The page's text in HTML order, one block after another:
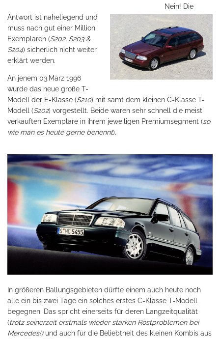
Nein! Die
Antwort ist naheliegend und
muss nach gut einer Million
Exemplaren (S202, S203 &
S204) sicherlich nicht weiter
erklärt werden.
An jenem 03.März 1996
wurde das neue große T-
Modell der E-Klasse (S210) mit samt dem kleinen C-Klasse T-
Modell (S202) vorgestellt. Beide waren sehr schnell die meist
verkauften Exemplare in ihrem jeweiligen Premiumsegment (so
wie man es heute gerne benennt).
In größeren Ballungsgebieten dürfte einem auch heute noch
alle ein bis zwei Tage ein solches erstes C-Klasse T-Modell
begegnen. Das spricht einerseits für deren Langzeitqualität
(trotz seinerzeit erstmals wieder starken Rostproblemen bei
Mercedes!)und auch für die Beliebtheit des kleinen Kombis aus